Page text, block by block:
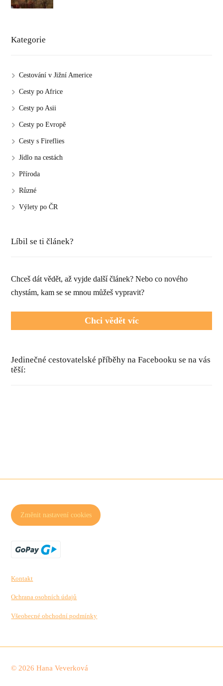
Kategorie
Cestování v Jižní Americe
Cesty po Africe
Cesty po Asii
Cesty po Evropě
Cesty s Fireflies
Jídlo na cestách
Příroda
Různé
Výlety po ČR
Líbil se ti článek?
Chceš dát vědět, až vyjde další článek? Nebo co nového
chystám, kam se se mnou můžeš vypravit?
Chci vědět víc
Jedinečné cestovatelské příběhy na Facebooku se na vás
těší:
Změnit nastavení cookies
Kontakt
Ochrana osobních údajů
Všeobecné obchodní podmínky
© 2026 Hana Veverková